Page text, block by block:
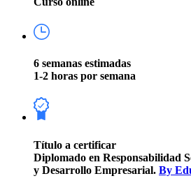
6 semanas estimadas
1-2 horas por semana
Título a certificar
Diplomado en Responsabilidad
y Desarrollo Empresarial. By